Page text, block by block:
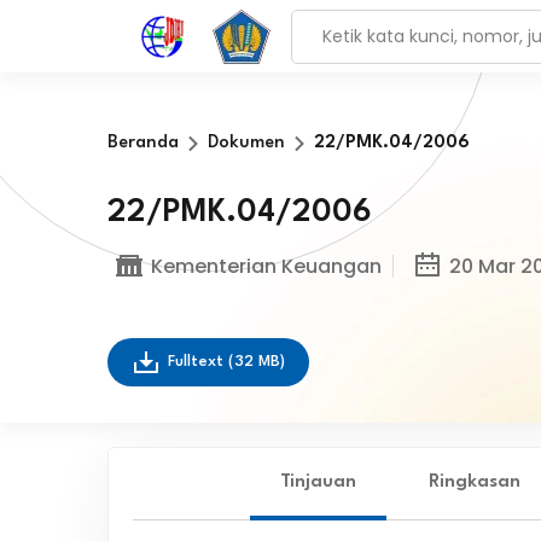
Beranda Dokumen 22/PMK.04/2006
22/PMK.04/2006
Kementerian Keuangan 20 Mar
Fulltext (32 MB)
Tinjauan Ringkasan